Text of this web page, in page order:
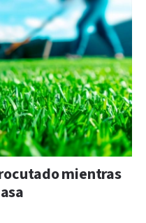
mientras